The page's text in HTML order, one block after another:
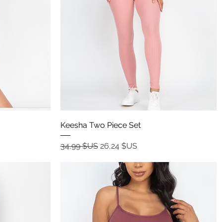
Aperçu rapide
Keesha Two Piece Set
Prix original
34,99 $US Prix promotionnel
26,24 $US